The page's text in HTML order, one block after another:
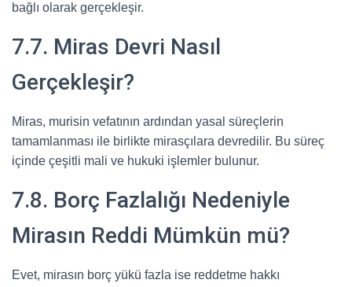
bağlı olarak gerçekleşir.
7.7. Miras Devri Nasıl
Gerçekleşir?
Miras, murisin vefatının ardından yasal süreçlerin
tamamlanması ile birlikte mirasçılara devredilir. Bu süreç
içinde çeşitli mali ve hukuki işlemler bulunur.
7.8. Borç Fazlalığı Nedeniyle
Mirasın Reddi Mümkün mü?
Evet, mirasın borç yükü fazla ise reddetme hakkı